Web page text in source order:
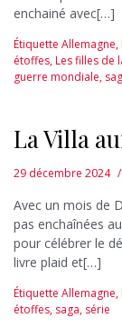
enchainé avec[…]
Étiquette Allemagne,
étoffes,Les filles de
guerre mondiale,
La Villa
29 décembre 2024
Avec un mois de
pas enchaînées
pour célébrer le
livre plaid et[…]
Étiquette Allemagne,
étoffes, saga, série